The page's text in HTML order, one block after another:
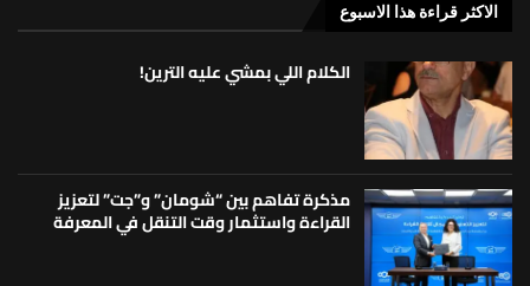
الاكثر قراءة هذا الاسبوع
الكلام اللي بمشي عليه الترين!
مذكرة تفاهم بين “شومان” و”جت” لتعزيز
القراءة واستثمار وقت التنقل في المعرفة